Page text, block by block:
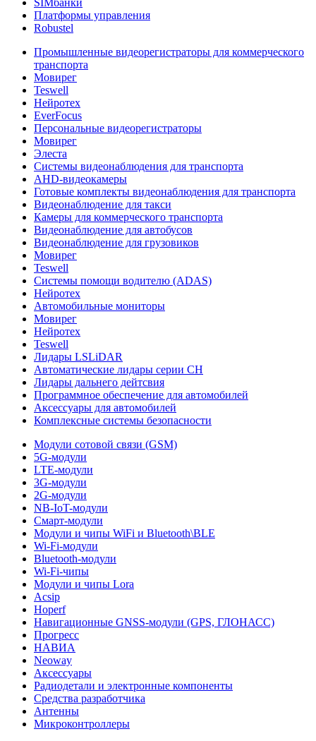
SIMбанки
Платформы управления
Robustel
Промышленные видеорегистраторы для коммерческого
транспорта
Мовирег
Teswell
Нейротех
EverFocus
Персональные видеорегистраторы
Мовирег
Элеста
Системы видеонаблюдения для транспорта
AHD-видеокамеры
Готовые комплекты видеонаблюдения для транспорта
Видеонаблюдение для такси
Камеры для коммерческого транспорта
Видеонаблюдение для автобусов
Видеонаблюдение для грузовиков
Мовирег
Teswell
Системы помощи водителю (ADAS)
Нейротех
Автомобильные мониторы
Мовирег
Нейротех
Teswell
Лидары LSLiDAR
Автоматические лидары серии CH
Лидары дальнего дейтсвия
Программное обеспечение для автомобилей
Аксессуары для автомобилей
Комплексные системы безопасности
Модули сотовой связи (GSM)
5G-модули
LTE-модули
3G-модули
2G-модули
NB-IoT-модули
Смарт-модули
Модули и чипы WiFi и Bluetooth\BLE
Wi-Fi-модули
Bluetooth-модули
Wi-Fi-чипы
Модули и чипы Lora
Acsip
Hoperf
Навигационные GNSS-модули (GPS, ГЛОНАСС)
Прогресс
НАВИА
Neoway
Аксессуары
Радиодетали и электронные компоненты
Средства разработчика
Антенны
Микроконтроллеры